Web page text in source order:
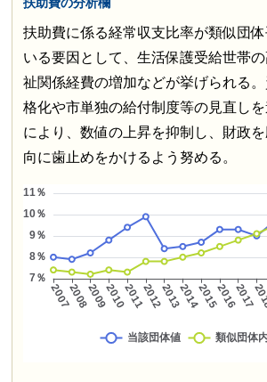
扶助費の分析欄
扶助費に係る経常収支比率が類似団
いる要因として、生活保護受給世帯
祉関係経費の増加などが挙げられる
格化や市単独の給付制度等の見直し
により、数値の上昇を抑制し、財政
向に歯止めをかけるよう努める。